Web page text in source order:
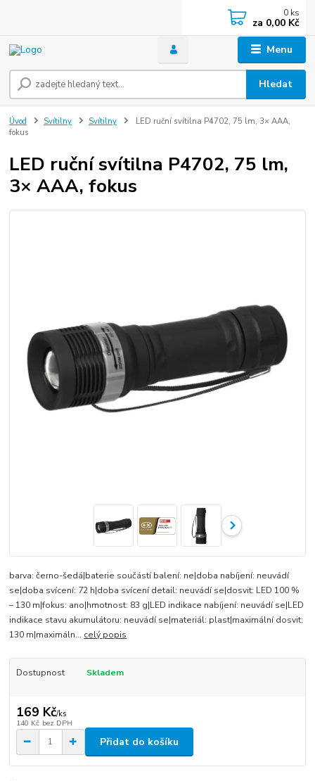
Menu
Hledat
0 ks
za 0,00 Kč
Úvod Svítilny Svítilny
LED ruční svítilna P4702, 75 lm, 3× AAA,
fokus
LED ruční svítilna P4702, 75 lm,
3× AAA, fokus
barva: černo-šedá|baterie součástí balení: ne|doba nabíjení: neuvádí
se|doba svícení: 72 h|doba svícení detail: neuvádí se|dosvit: LED 100 %
– 130 m|fokus: ano|hmotnost: 83 g|LED indikace nabíjení: neuvádí se|LED
indikace stavu akumulátoru: neuvádí se|materiál: plast|maximální dosvit:
130 m|maximáln... celý popis
Dostupnost Skladem
169 Kč/ks
140 Kč bez DPH
Přidat do košíku